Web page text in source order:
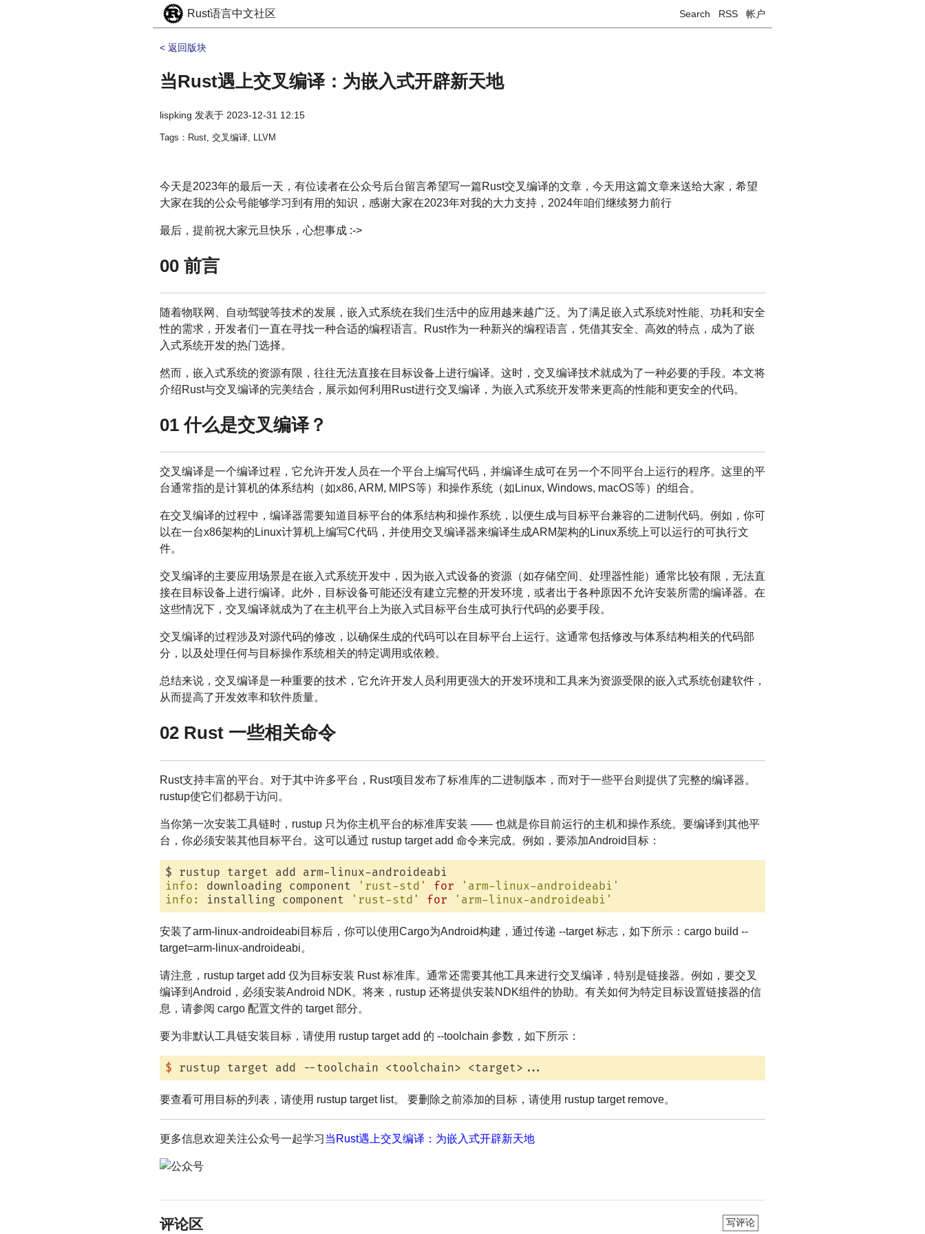
Rust语言中文社区 Search RSS 帐户
< 返回版块
当Rust遇上交叉编译：为嵌入式开辟新天地
lispking 发表于 2023-12-31 12:15
Tags：Rust, 交叉编译, LLVM
今天是2023年的最后一天，有位读者在公众号后台留言希望写一篇Rust交叉编译的文章，今天用这篇文章来送给大家，希望
大家在我的公众号能够学习到有用的知识，感谢大家在2023年对我的大力支持，2024年咱们继续努力前行
最后，提前祝大家元旦快乐，心想事成 :->
00 前言
随着物联网、自动驾驶等技术的发展，嵌入式系统在我们生活中的应用越来越广泛。为了满足嵌入式系统对性能、功耗和安全
性的需求，开发者们一直在寻找一种合适的编程语言。Rust作为一种新兴的编程语言，凭借其安全、高效的特点，成为了嵌
入式系统开发的热门选择。
然而，嵌入式系统的资源有限，往往无法直接在目标设备上进行编译。这时，交叉编译技术就成为了一种必要的手段。本文将
介绍Rust与交叉编译的完美结合，展示如何利用Rust进行交叉编译，为嵌入式系统开发带来更高的性能和更安全的代码。
01 什么是交叉编译？
交叉编译是一个编译过程，它允许开发人员在一个平台上编写代码，并编译生成可在另一个不同平台上运行的程序。这里的平
台通常指的是计算机的体系结构（如x86, ARM, MIPS等）和操作系统（如Linux, Windows, macOS等）的组合。
在交叉编译的过程中，编译器需要知道目标平台的体系结构和操作系统，以便生成与目标平台兼容的二进制代码。例如，你可
以在一台x86架构的Linux计算机上编写C代码，并使用交叉编译器来编译生成ARM架构的Linux系统上可以运行的可执行文
件。
交叉编译的主要应用场景是在嵌入式系统开发中，因为嵌入式设备的资源（如存储空间、处理器性能）通常比较有限，无法直
接在目标设备上进行编译。此外，目标设备可能还没有建立完整的开发环境，或者出于各种原因不允许安装所需的编译器。在
这些情况下，交叉编译就成为了在主机平台上为嵌入式目标平台生成可执行代码的必要手段。
交叉编译的过程涉及对源代码的修改，以确保生成的代码可以在目标平台上运行。这通常包括修改与体系结构相关的代码部
分，以及处理任何与目标操作系统相关的特定调用或依赖。
总结来说，交叉编译是一种重要的技术，它允许开发人员利用更强大的开发环境和工具来为资源受限的嵌入式系统创建软件，
从而提高了开发效率和软件质量。
02 Rust 一些相关命令
Rust支持丰富的平台。对于其中许多平台，Rust项目发布了标准库的二进制版本，而对于一些平台则提供了完整的编译器。
rustup使它们都易于访问。
当你第一次安装工具链时，rustup 只为你主机平台的标准库安装 —— 也就是你目前运行的主机和操作系统。要编译到其他平
台，你必须安装其他目标平台。这可以通过 rustup target add 命令来完成。例如，要添加Android目标：
info:
downloading component 'rust-std' for
'arm-linux-androideabi'
info:
installing component 'rust-std' for 'arm-linux-androideabi'
安装了arm-linux-androideabi目标后，你可以使用Cargo为Android构建，通过传递 --target 标志，如下所示：cargo build --
target=arm-linux-androideabi。
请注意，rustup target add 仅为目标安装 Rust 标准库。通常还需要其他工具来进行交叉编译，特别是链接器。例如，要交叉
编译到Android，必须安装Android NDK。将来，rustup 还将提供安装NDK组件的协助。有关如何为特定目标设置链接器的信
息，请参阅 cargo 配置文件的 target 部分。
要为非默认工具链安装目标，请使用 rustup target add 的 --toolchain 参数，如下所示：
$ rustup target add --toolchain <toolchain> <target>...
要查看可用目标的列表，请使用 rustup target list。 要删除之前添加的目标，请使用 rustup target remove。
更多信息欢迎关注公众号一起学习当Rust遇上交叉编译：为嵌入式开辟新天地
评论区 写评论